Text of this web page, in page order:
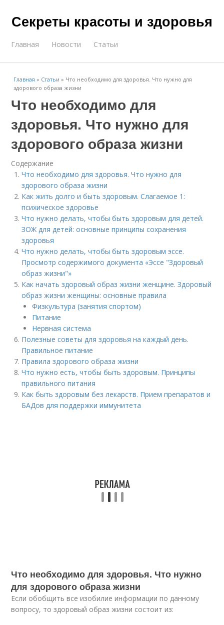
Секреты красоты и здоровья
Главная Новости Статьи
Главная » Статьи » Что необходимо для здоровья. Что нужно для
здорового образа жизни
Что необходимо для
здоровья. Что нужно для
здорового образа жизни
Содержание
Что необходимо для здоровья. Что нужно для
здорового образа жизни
Как жить долго и быть здоровым. Слагаемое 1:
психическое здоровье
Что нужно делать, чтобы быть здоровым для детей.
ЗОЖ для детей: основные принципы сохранения
здоровья
Что нужно делать, чтобы быть здоровым эссе.
Просмотр содержимого документа «Эссе "Здоровый
образ жизни"»
Как начать здоровый образ жизни женщине. Здоровый
образ жизни женщины: основные правила
Физкультура (занятия спортом)
Питание
Нервная система
Полезные советы для здоровья на каждый день.
Правильное питание
Правила здорового образа жизни
Что нужно есть, чтобы быть здоровым. Принципы
правильного питания
Как быть здоровым без лекарств. Прием препаратов и
БАДов для поддержки иммунитета
Что необходимо для здоровья. Что нужно
для здорового образа жизни
Если обобщить все изобилие информации по данному
вопросу, то здоровый образ жизни состоит из: